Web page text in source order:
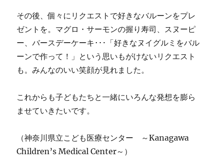
その後、個々にリクエストで好きなバルーンをプレ
ゼントを。マグロ・サーモンの握り寿司、スヌーピ
ー、バースデーケーキ･･･「好きなヌイグルミをバル
ーンで作って！」という思いもがけないリクエスト
も。みんなのいい笑顔が見れました。
これからも子どもたちと一緒にいろんな発想を膨ら
ませていきたいです。
（神奈川県立こども医療センター ～Kanagawa
Children’s Medical Center～）